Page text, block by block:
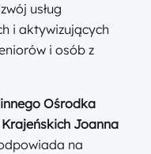
usług
i aktywizujących
i osób z
Ośrodka
Krajeńskich Joanna
na